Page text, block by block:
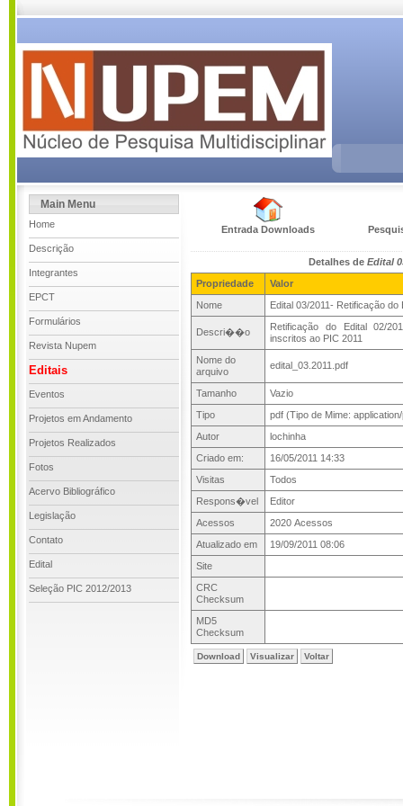
Main Menu
Home
Descrição
Integrantes
EPCT
Formulários
Revista Nupem
Editais
Eventos
Projetos em Andamento
Projetos Realizados
Fotos
Acervo Bibliográfico
Legislação
Contato
Edital
Seleção PIC 2012/2013
Entrada Downloads
Detalhes de Edital
Propriedade
Valor
Nome
Edital 03/2011- Retificação do
Descri��o
Retificação do Edital 02/
inscritos ao PIC 2011
Nome do
arquivo
edital_03.2011.pdf
Tamanho
Vazio
Tipo
pdf (Tipo de Mime:
Autor
lochinha
Criado em:
16/05/2011 14:33
Visitas
Todos
Respons�vel
Editor
Acessos
2020 Acessos
Atualizado em
19/09/2011 08:06
Site
CRC
Checksum
MD5
Checksum
Download Visualizar Voltar